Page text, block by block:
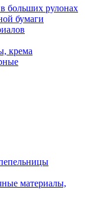
больших рулонах
бумаги
крема
материалы,